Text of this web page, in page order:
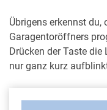
Übrigens erkennst du,
Garagentoröffners
Drücken der Taste
nur ganz kurz